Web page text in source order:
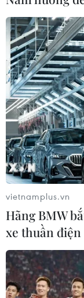
27 thành phố
05/08/2026 06:31
Động đất
miền Nam
05/08/2026 05:29
Điểm hẹn
Canada
Mưa lũ, sạt lở
người thiệt
04/08/2026 23:09
vietnamplus.vn
Hãng BMW
xe thuần điện